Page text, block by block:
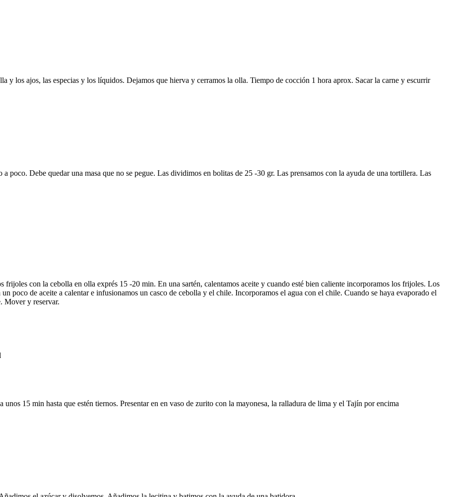
y los ajos, las especias y los líquidos. Dejamos que hierva y cerramos la olla. Tiempo de cocción 1 hora aprox. Sacar la carne y escurrir
poco. Debe quedar una masa que no se pegue. Las dividimos en bolitas de 25 -30 gr. Las prensamos con la ayuda de una tortillera. Las
con la cebolla en olla exprés 15 -20 min. En una sartén, calentamos aceite y cuando esté bien caliente incorporamos los frijoles. Los
poco de aceite a calentar e infusionamos un casco de cebolla y el chile. Incorporamos el agua con el chile. Cuando se haya evaporado el
Mover y reservar.
15 min hasta que estén tiernos. Presentar en en vaso de zurito con la mayonesa, la ralladura de lima y el Tajín por encima